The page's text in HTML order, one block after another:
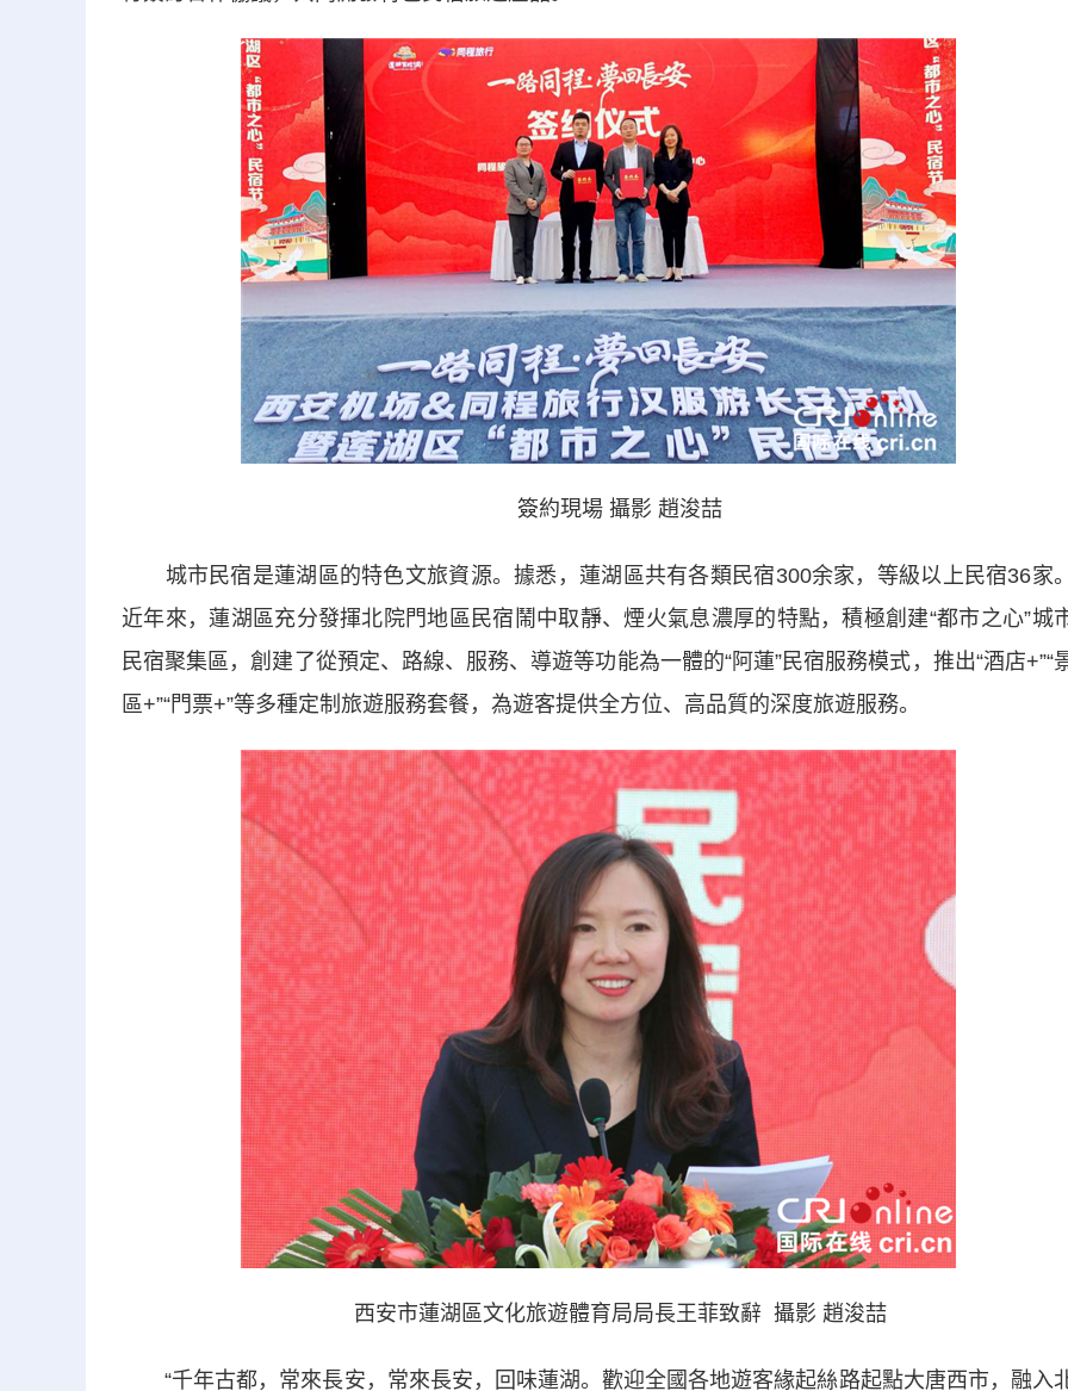
簽約現場 攝影 趙浚喆
城市民宿是蓮湖區的特色文旅資源。據悉，蓮湖區共有各類民宿300余家，等級以上民宿36家
近年來，蓮湖區充分發揮北院門地區民宿鬧中取靜、煙火氣息濃厚的特點，積極創建“都市之心”城
民宿聚集區，創建了從預定、路線、服務、導遊等功能為一體的“阿蓮”民宿服務模式，推出“酒店+”“
區+”“門票+”等多種定制旅遊服務套餐，為遊客提供全方位、高品質的深度旅遊服務。
西安市蓮湖區文化旅遊體育局局長王菲致辭 攝影 趙浚喆
“千年古都，常來長安，常來長安，回味蓮湖。歡迎全國各地遊客緣起絲路起點大唐西市，融入